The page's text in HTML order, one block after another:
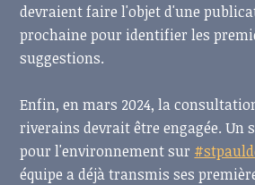
devraient faire l'objet d'une
prochaine pour identifier les
suggestions.
Enfin, en mars 2024, la
riverains devrait être engagée. Un
pour l'environnement sur
équipe a déjà transmis ses